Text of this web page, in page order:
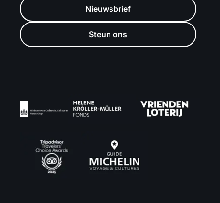
Nieuwsbrief
Steun ons